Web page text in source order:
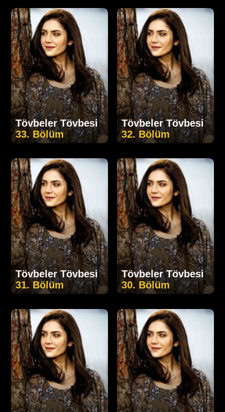
Tövbeler Tövbesi
33. Bölüm
Tövbeler Tövbesi
32. Bölüm
Tövbeler Tövbesi
31. Bölüm
Tövbeler Tövbesi
30. Bölüm